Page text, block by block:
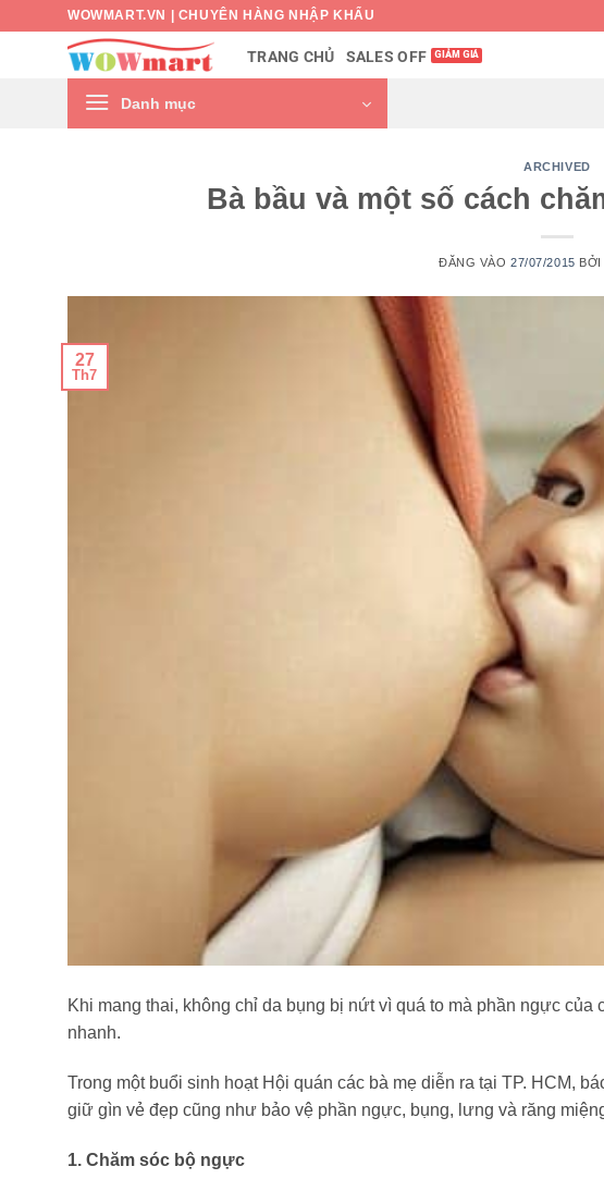
WOWMART.VN | CHUYÊN HÀNG NHẬP KHẨU
TRANG CHỦ SALES OFF
Danh mục
ARCHIVED
Bà bầu và một số cách
ĐĂNG VÀO27/07/2015
27
Th7
Khi mang thai, không chỉ da bụng bị nứt vì quá to mà phần ngực
nhanh.
Trong một buổi sinh hoạt Hội quán các bà mẹ diễn ra tại TP. HCM,
giữ gìn vẻ đẹp cũng như bảo vệ phần ngực, bụng, lưng và răng
1. Chăm sóc bộ ngực